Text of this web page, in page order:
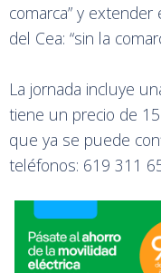
comarca” y
del Cea: “sin la
La jornada incluye
tiene un precio de
que ya se puede
teléfonos: 619 311